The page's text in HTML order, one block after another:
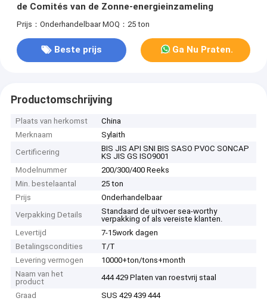
de Comités van de Zonne-energieinzameling
Prijs：Onderhandelbaar MOQ：25 ton
Beste prijs Ga Nu Praten.
Productomschrijving
Plaats van herkomst
China
Merknaam
Sylaith
Certificering
BIS JIS API SNI BIS SASO PVOC SONCAP
KS JIS GS ISO9001
Modelnummer
200/300/400 Reeks
Min. bestelaantal
25 ton
Prijs
Onderhandelbaar
Verpakking Details
Standaard de uitvoer sea-worthy
verpakking of als vereiste klanten.
Levertijd
7-15work dagen
Betalingscondities
T/T
Levering vermogen
10000+ton/tons+month
Naam van het
product
444 429 Platen van roestvrij staal
Graad
SUS 429 439 444